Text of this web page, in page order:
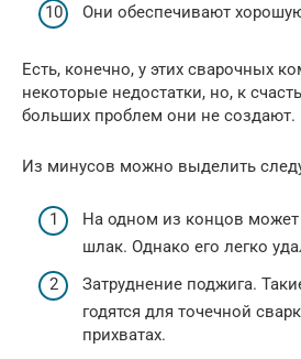
Они обеспечивают
Есть, конечно, у этих сварочных
некоторые недостатки, но, к
больших проблем они не создают.
Из минусов можно выделить
На одном из концов может
шлак. Однако его легко
Затруднение поджига.
годятся для точечной
прихватах.